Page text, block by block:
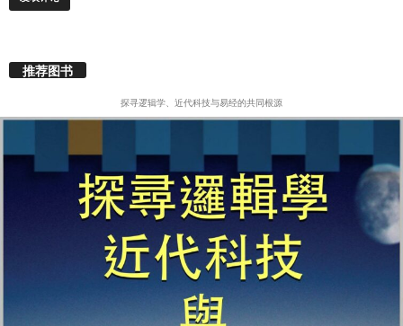
推荐图书
探寻逻辑学、近代科技与易经的共同根源